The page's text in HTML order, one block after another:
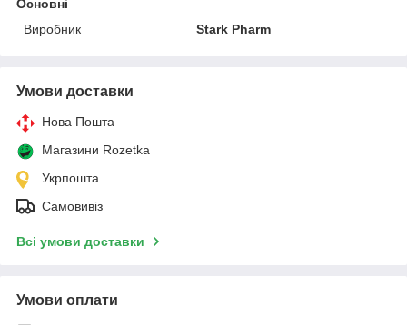
Основні
Виробник
Stark Pharm
Умови доставки
Нова Пошта
Магазини Rozetka
Укрпошта
Самовивіз
Всі умови доставки
Умови оплати